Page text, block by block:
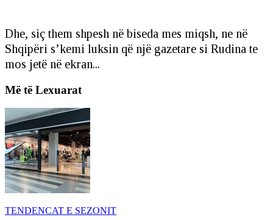
Dhe, siç them shpesh në biseda mes miqsh, ne në
Shqipëri s’kemi luksin që një gazetare si Rudina te
mos jetë në ekran...
Më të Lexuarat
TENDENCAT E SEZONIT